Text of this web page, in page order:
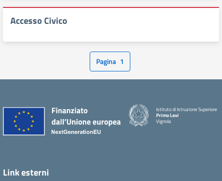
Accesso Civico
Pagina 1
Istituto di Istruzione Superiore
Primo Levi
Vignola
Link esterni